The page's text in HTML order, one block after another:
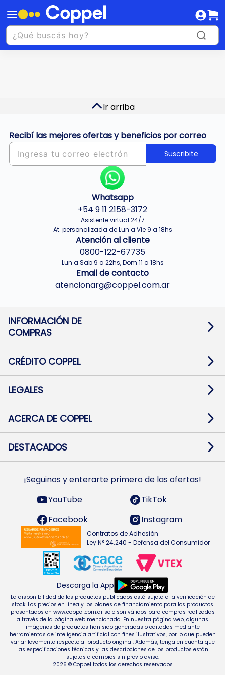
Ir arriba
Recibí las mejores ofertas y beneficios por correo
Suscribite
Whatsapp
+54 9 11 2158-3172
Asistente virtual 24/7
At. personalizada de Lun a Vie 9 a 18hs
Atención al cliente
0800-122-67735
Lun a Sab 9 a 22hs, Dom 11 a 18hs
Email de contacto
atencionarg@coppel.com.ar
INFORMACIÓN DE
COMPRAS
Términos y condiciones
Botón de arrepentimiento
Mapa de sitio
CRÉDITO COPPEL
Solicitar Crédito
Medios de Pago
Pago Fácil Online
LEGALES
Baja contratos
Defensa al consumidor CABA
ACERCA DE COPPEL
Trabajá con Nosotros
Preguntas Frecuentes
DESTACADOS
Smarts TVs y accesorios
Electrodomésticos
Heladeras y freezers
¡Seguinos y enterarte primero de las ofertas!
YouTube
TikTok
Facebook
Instagram
Contratos de Adhesión
Ley N° 24.240 - Defensa del Consumidor
Descarga la App
La disponibilidad de los productos publicados está sujeta a la verificación de
stock. Los precios en línea y los planes de financiamiento para los productos
presentados en www.coppel.com.ar solo son válidos para compras realizadas
a través de la página web mencionada. En nuestra página web, algunas
imágenes de productos han sido generadas o editadas mediante
herramientas de inteligencia artificial con fines ilustrativos, por lo que pueden
variar levemente respecto al producto original. Además, tenga en cuenta que
las especificaciones técnicas y las descripciones de los productos están
sujetas a cambios sin previo aviso.
2026 © Coppel todos los derechos reservados